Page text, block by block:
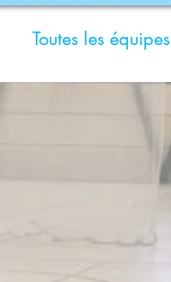
Toutes les équipes